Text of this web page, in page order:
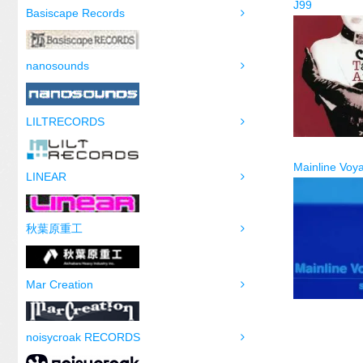
Basiscape Records
nanosounds
LILTRECORDS
LINEAR
秋葉原重工
Mar Creation
noisycroak RECORDS
J99
Mainline